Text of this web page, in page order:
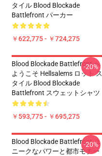
タイル Blood Blockade
Battlefront パーカー
￥622,775 - ￥724,275
Blood Blockade Battlefront へ
ようこそ Hellsalems ロット ス
タイル Blood Blockade
Battlefront スウェットシャツ
￥593,775 - ￥695,275
-20%
Blood Blockade Battlefront ユ
ニークなパワーと都市モチー
-20%